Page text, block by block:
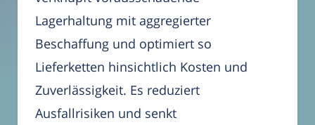
Lagerhaltung mit aggregierter
Beschaffung und optimiert so
Lieferketten hinsichtlich Kosten und
Zuverlässigkeit. Es reduziert
Ausfallrisiken und senkt